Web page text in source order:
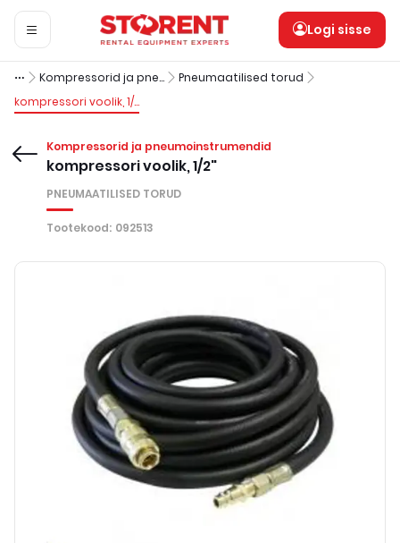
Logi sisse
Kompressorid ja pneumoinstrumendid
Pneumaatilised torud
kompressori voolik, 1/2"
Kompressorid ja pneumoinstrumendid
kompressori voolik, 1/2"
PNEUMAATILISED TORUD
Tootekood: 092513